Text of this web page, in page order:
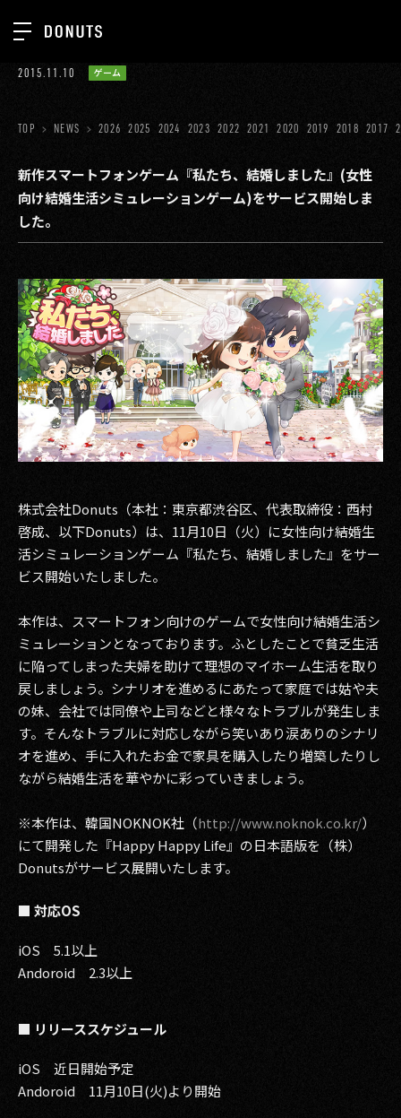
ジョブカン
ゲーム
ミクチャ
医療(CLIUS)
出版メディア
美少女図鑑
イベント
タテドラ
その他事業
2025
2022
2021
2020
2019
2017
2016
TOP
ABOUT
SERVICES
GROUP
RECRUIT
CONTACT
PRIVACY POLICY
2015.11.10 ゲーム
TOP NEWS 2026 2025 2024 2023 2022 2021 2020 2019 2018 2017
新作スマートフォンゲーム『私たち、結婚しました』(女性
向け結婚生活シミュレーションゲーム)をサービス開始しま
した。
株式会社Donuts（本社：東京都渋谷区、代表取締役：西村
啓成、以下Donuts）は、11月10日（火）に女性向け結婚生
活シミュレーションゲーム『私たち、結婚しました』をサー
ビス開始いたしました。
本作は、スマートフォン向けのゲームで女性向け結婚生活シ
ミュレーションとなっております。ふとしたことで貧乏生活
に陥ってしまった夫婦を助けて理想のマイホーム生活を取り
戻しましょう。シナリオを進めるにあたって家庭では姑や夫
の妹、会社では同僚や上司などと様々なトラブルが発生しま
す。そんなトラブルに対応しながら笑いあり涙ありのシナリ
オを進め、手に入れたお金で家具を購入したり増築したりし
ながら結婚生活を華やかに彩っていきましょう。
※本作は、韓国NOKNOK社（http://www.noknok.co.kr/）
にて開発した『Happy Happy Life』の日本語版を（株）
Donutsがサービス展開いたします。
■ 対応OS
iOS 5.1以上
Andoroid 2.3以上
■ リリーススケジュール
iOS 近日開始予定
Andoroid 11月10日(火)より開始